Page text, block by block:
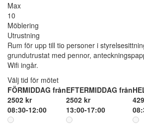
Max
10
Möblering
Utrustning
Rum för upp till tio personer i
grundutrustat med pennor,
Wifi ingår.
Välj tid för mötet
FÖRMIDDAG från
2502 kr
08:30-12:00
EFTERMIDDAG från
2502 kr
13:00-17:00